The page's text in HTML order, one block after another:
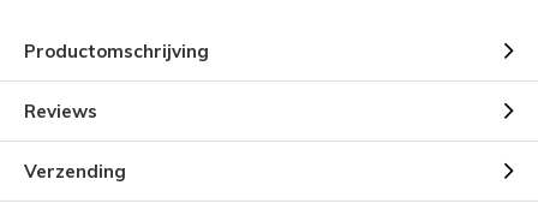
Productomschrijving
Reviews
Verzending